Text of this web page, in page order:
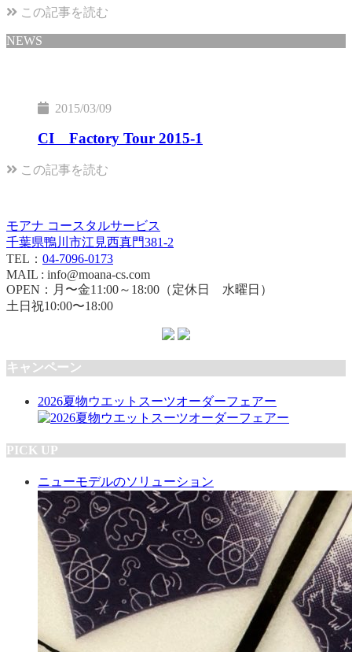
この記事を読む
NEWS
2015/03/09
CI Factory Tour 2015-1
この記事を読む
モアナ コースタルサービス
千葉県鴨川市江見西真門381-2
TEL： 04-7096-0173
MAIL : info@moana-cs.com
OPEN：月〜金11:00～18:00（定休日 水曜日）
土日祝10:00〜18:00
キャンペーン
2026夏物ウエットスーツオーダーフェアー
PICK UP
ニューモデルのソリューション